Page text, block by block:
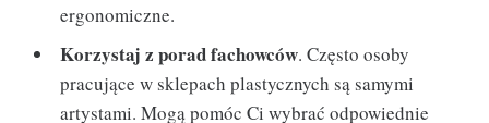
ergonomiczne.
Korzystaj z porad fachowców. Często osoby
pracujące w sklepach plastycznych są samymi
artystami. Mogą pomóc Ci wybrać odpowiednie